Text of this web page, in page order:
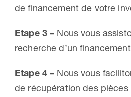
de financement de votre
Etape 3 – Nous vous
recherche d’un
Etape 4 – Nous vous
de récupération des pièces